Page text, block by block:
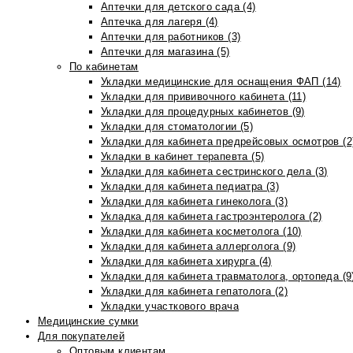
Аптечки для детского сада (4)
Аптечка для лагеря (4)
Аптечки для работников (3)
Аптечки для магазина (5)
По кабинетам
Укладки медицинские для оснащения ФАП (14)
Укладки для прививочного кабинета (11)
Укладки для процедурных кабинетов (9)
Укладки для стоматологии (5)
Укладки для кабинета предрейсовых осмотров
Укладки в кабинет терапевта (5)
Укладки для кабинета сестринского дела (3)
Укладки для кабинета педиатра (3)
Укладки для кабинета гинеколога (3)
Укладка для кабинета гастроэнтеролога (2)
Укладки для кабинета косметолога (10)
Укладки для кабинета аллерголога (9)
Укладки для кабинета хирурга (4)
Укладки для кабинета травматолога, ортопеда
Укладки для кабинета гепатолога (2)
Укладки участкового врача
Медицинские сумки
Для покупателей